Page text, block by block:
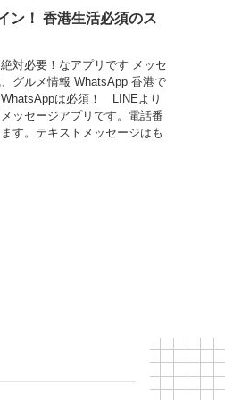
ン！ 香港生活必須のス
対必要！なアプリです メッセ
グルメ情報 WhatsApp 香港で
は必須！ LINEより
ッセージアプリです。電話番
す。テキストメッセージはも